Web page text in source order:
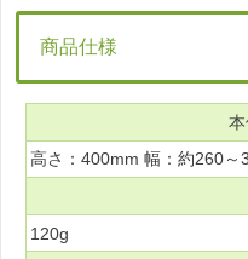
商品仕様
高さ：400mm 幅：約260
120g